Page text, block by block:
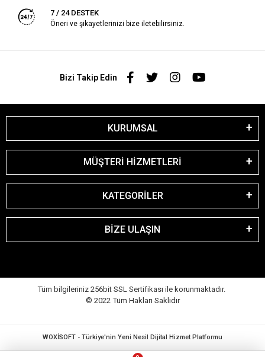
7 / 24 DESTEK
Öneri ve şikayetlerinizi bize iletebilirsiniz.
Bizi Takip Edin
KURUMSAL
MÜŞTERİ HİZMETLERİ
KATEGORİLER
BİZE ULAŞIN
Tüm bilgileriniz 256bit SSL Sertifikası ile korunmaktadır.
© 2022 Tüm Hakları Saklıdır
WOXİSOFT - Türkiye'nin Yeni Nesil Dijital Hizmet Platformu